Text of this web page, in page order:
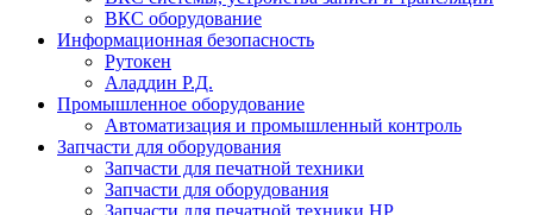
ВКС оборудование
Информационная безопасность
Рутокен
Аладдин Р.Д.
Промышленное оборудование
Автоматизация и промышленный контроль
Запчасти для оборудования
Запчасти для печатной техники
Запчасти для оборудования